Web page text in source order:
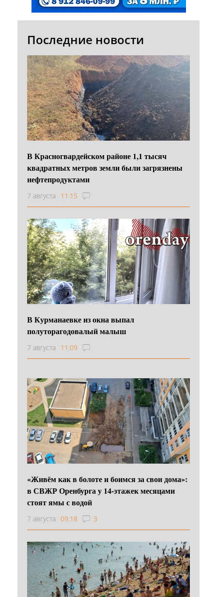
Последние новости
В Красногвардейском районе 1,1 тысяч
квадратных метров земли были загрязнены
нефтепродуктами
7 августа 11:15
В Курманаевке из окна выпал
полуторагодовалый малыш
7 августа 11:09
«Живём как в болоте и боимся за свои дома»:
в СВЖР Оренбурга у 14-этажек месяцами
стоят ямы с водой
7 августа 09:18 3